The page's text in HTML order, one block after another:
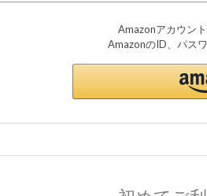
Amazonアカウン
AmazonのID、パス